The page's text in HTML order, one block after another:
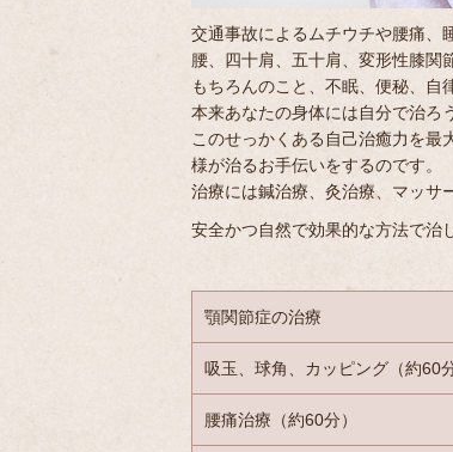
交通事故によるムチウチや腰痛、
腰、四十肩、五十肩、変形性膝関
もちろんのこと、不眠、便秘、自
本来あなたの身体には自分で治ろ
このせっかくある自己治癒力を最
様が治るお手伝いをするのです。
治療には鍼治療、灸治療、マッサ
安全かつ自然で効果的な方法で治
顎関節症の治療
吸玉、球角、カッピング（約60分
腰痛治療（約60分）